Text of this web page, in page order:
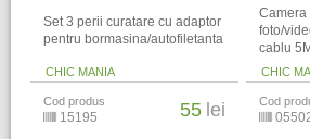
Set 3 perii curatare cu adaptor
pentru bormasina/autofiletanta
CHIC MANIA
Cod produs
15195 55 lei
foto/
cablu
CHIC
Cod